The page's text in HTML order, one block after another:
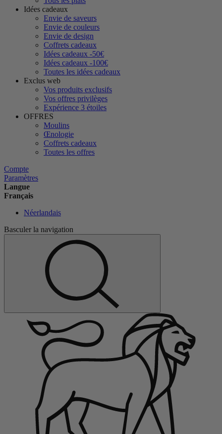
Idées cadeaux
Envie de saveurs
Envie de couleurs
Envie de design
Coffrets cadeaux
Idées cadeaux -50€
Idées cadeaux -100€
Toutes les idées cadeaux
Exclus web
Vos produits exclusifs
Vos offres privilèges
Expérience 3 étoiles
OFFRES
Moulins
Œnologie
Coffrets cadeaux
Toutes les offres
Compte
Paramètres
Langue
Français
Néerlandais
Basculer la navigation